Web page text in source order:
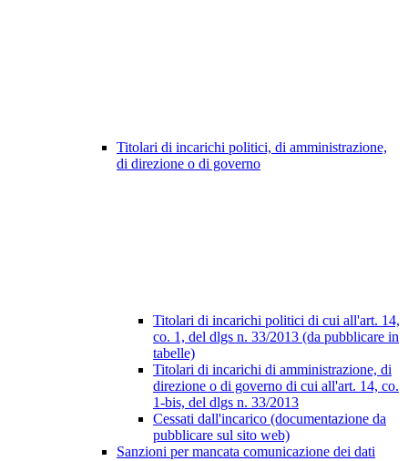
Titolari di incarichi politici, di amministrazione,
di direzione o di governo
Titolari di incarichi politici di cui all'art. 14,
co. 1, del dlgs n. 33/2013 (da pubblicare in
tabelle)
Titolari di incarichi di amministrazione, di
direzione o di governo di cui all'art. 14, co.
1-bis, del dlgs n. 33/2013
Cessati dall'incarico (documentazione da
pubblicare sul sito web)
Sanzioni per mancata comunicazione dei dati